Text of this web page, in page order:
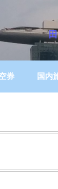
券 国内